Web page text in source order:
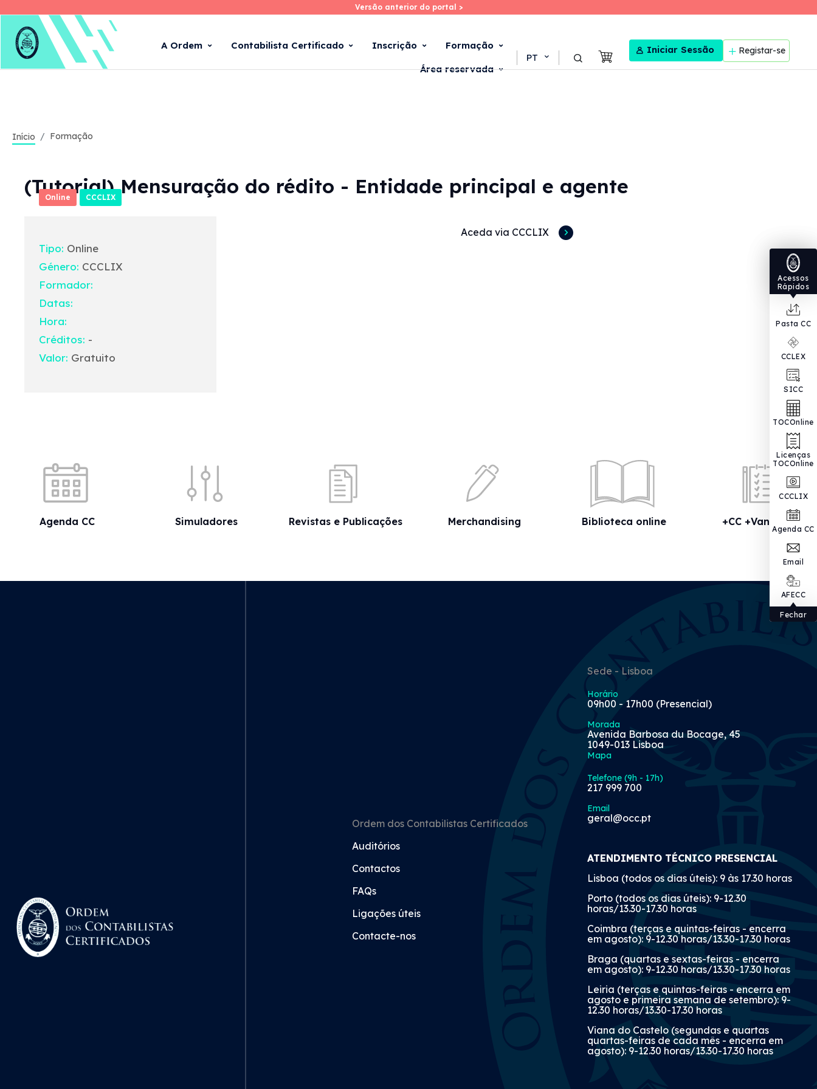
Skip
main
Versão anterior do portal >
Versão anterior do portal >
A Ordem Contabilista Certificado Inscrição Formação
Área reservada
PT User menu Registar-se
Iniciar Sessão
Acessos
Rápidos
Pasta CC
CCLEX
SICC
TOCOnline
Licenças
TOCOnline
CCCLIX
Agenda CC
Email
AFECC
Fechar
Início Formação
Online CCCLIX
(Tutorial) Mensuração do rédito - Entidade principal e agente
Tipo: Online
Género: CCCLIX
Formador:
Datas:
Hora:
Créditos: -
Valor: Gratuito
Aceda via CCCLIX
Agenda CC Simuladores Revistas e Publicações Merchandising Biblioteca online +CC +Vantagens
Ordem dos Contabilistas Certificados
Auditórios
Contactos
FAQs
Ligações úteis
Contacte-nos
Sede - Lisboa
Horário
09h00 - 17h00 (Presencial)
Morada
Avenida Barbosa du Bocage, 45
1049-013 Lisboa
Mapa
Telefone (9h - 17h)
217 999 700
Email
geral@occ.pt
ATENDIMENTO TÉCNICO PRESENCIAL
Lisboa (todos os dias úteis): 9 às 17.30 horas
Porto (todos os dias úteis): 9-12.30
horas/13.30-17.30 horas
Coimbra (terças e quintas-feiras - encerra
em agosto): 9-12.30 horas/13.30-17.30 horas
Braga (quartas e sextas-feiras - encerra
em agosto): 9-12.30 horas/13.30-17.30 horas
Leiria (terças e quintas-feiras - encerra em
agosto e primeira semana de setembro): 9-
12.30 horas/13.30-17.30 horas
Viana do Castelo (segundas e quartas
quartas-feiras de cada mês - encerra em
agosto): 9-12.30 horas/13.30-17.30 horas